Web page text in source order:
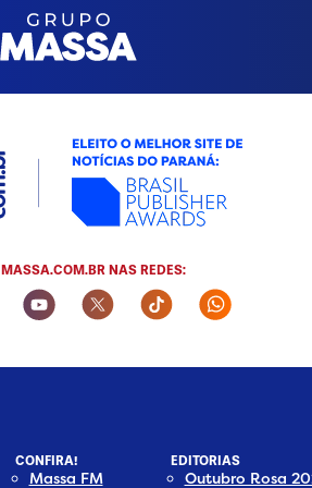
NAS REDES:
Social MediaSocial Media
Youtube Social Media
Twitter Social Media
Tiktok Social
CONFIRA!
Massa FM
EDITORIAS
Outubro Rosa